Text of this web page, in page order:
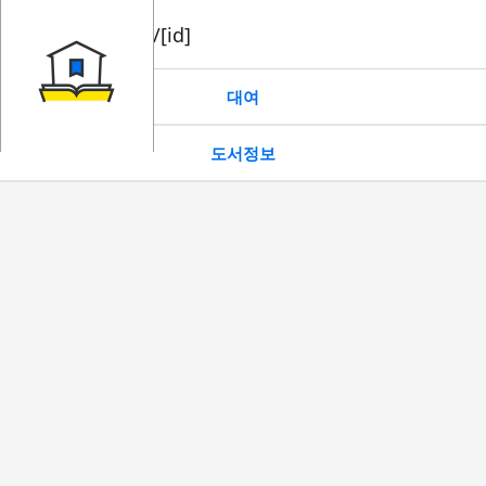
book/rent/[id]
대여
도서정보